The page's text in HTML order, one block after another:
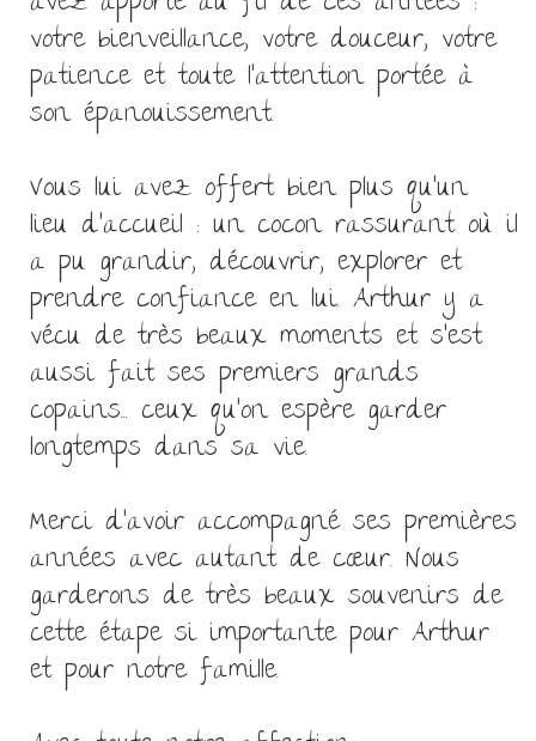
votre bienveillance, votre douceur, votre
patience et toute l’attention portée à
son épanouissement.
Vous lui avez offert bien plus qu’un
lieu d’accueil : un cocon rassurant où il
a pu grandir, découvrir, explorer et
prendre confiance en lui. Arthur y a
vécu de très beaux moments et s’est
aussi fait ses premiers grands
copains… ceux qu’on espère garder
longtemps dans sa vie.
Merci d’avoir accompagné ses premières
années avec autant de cœur. Nous
garderons de très beaux souvenirs de
cette étape si importante pour Arthur
et pour notre famille.